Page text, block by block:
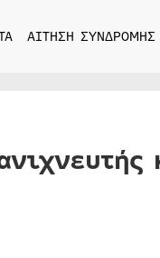
ΑΙΤΗΣΗ ΣΥΝΔΡΟΜΗΣ